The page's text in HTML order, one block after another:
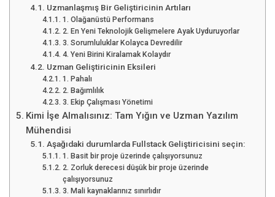
Uzmanlaşmış Bir Geliştiricinin Artıları
1. Olağanüstü Performans
2. En Yeni Teknolojik Gelişmelere Ayak Uyduruyorlar
3. Sorumluluklar Kolayca Devredilir
4. Yeni Birini Kiralamak Kolaydır
Uzman Geliştiricinin Eksileri
1. Pahalı
2. Bağımlılık
3. Ekip Çalışması Yönetimi
Kimi İşe Almalısınız: Tam Yığın ve Uzman Yazılım
Mühendisi
Aşağıdaki durumlarda Fullstack Geliştiricisini seçin:
1. Basit bir proje üzerinde çalışıyorsunuz
2. Zorluk derecesi düşük bir proje üzerinde
çalışıyorsunuz
3. Mali kaynaklarınız sınırlıdır